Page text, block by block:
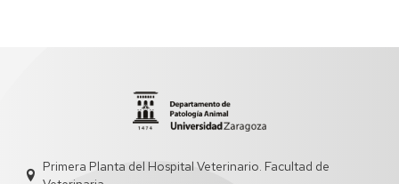
Primera Planta del Hospital Veterinario. Facultad de